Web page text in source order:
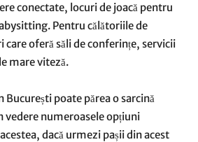
conectate, locuri de joacă pentru
Pentru călătoriile de
oferă săli de conferințe, servicii
mare viteză.
poate părea o sarcină
vedere numeroasele opțiuni
dacă urmezi pașii din acest